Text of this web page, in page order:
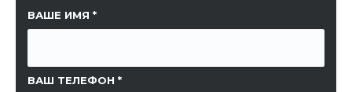
ВАШЕ ИМЯ
ВАШ ТЕЛЕФОН
ССЫЛКА НА СТРАНИЦУ